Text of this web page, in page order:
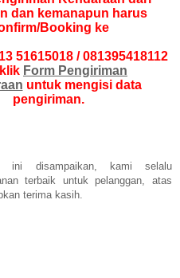
dan kemanapun harus
Booking ke
51615018 / 081395418112
Form Pengiriman
untuk mengisi data
pengiriman.
ini disampaikan, kami selalu
terbaik untuk pelanggan, atas
terima kasih.